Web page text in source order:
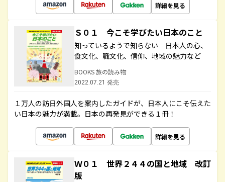
詳細を見る
Ｓ０１ 今こそ学びたい日本のこと
知っているようで知らない 日本人の心、
食文化、職文化、信仰、地域の魅力など
BOOKS 旅の読み物
2022.07.21 発売
１万人の訪日外国人を案内したガイドが、日本人にこそ伝えた
い日本の魅力が満載。日本の再発見ができる１冊！
詳細を見る
Ｗ０１ 世界２４４の国と地域 改訂
版